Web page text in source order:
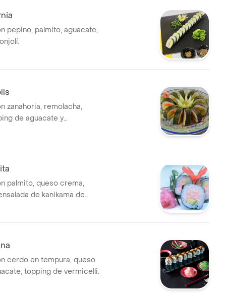
pepino, palmito, aguacate,
zanahoria, remolacha,
de aguacate y
palmito, queso crema,
de kanikama de
pepino, cebolla,
cerdo en tempura, queso
topping de vermicelli.